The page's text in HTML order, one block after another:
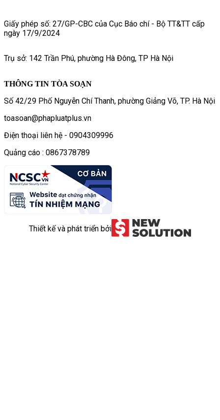
Giấy phép số: 27/GP-CBC của Cục Báo chí - Bộ TT&TT cấp
ngày 17/9/2024
Trụ sở: 142 Trần Phú, phường Hà Đông, TP Hà Nội
THÔNG TIN TÒA SOẠN
Số 42/29 Phố Nguyễn Chí Thanh, phường Giảng Võ, TP. Hà Nội
toasoan@phapluatplus.vn
Điện thoại liên hệ - 0904309996
Quảng cáo : 0867378789
Thiết kế và phát triển bởi